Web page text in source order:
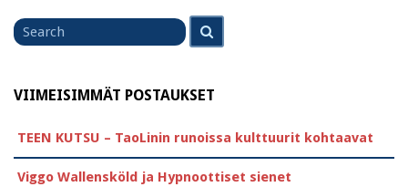
Search
for
VIIMEISIMMÄT POSTAUKSET
TEEN KUTSU – TaoLinin runoissa kulttuurit kohtaavat
Viggo Wallensköld ja Hypnoottiset sienet